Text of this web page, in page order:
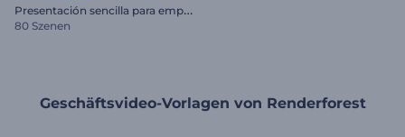
P
resentación sencilla para empresas
80 Szenen
Geschäftsvideo-Vorlagen von Renderforest